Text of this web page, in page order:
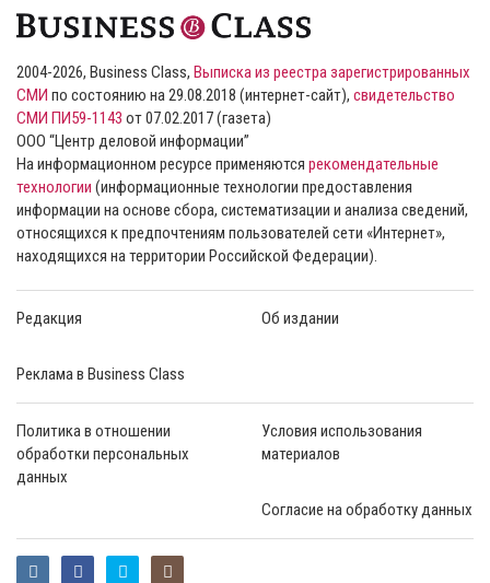
2004-2026, Business Class, Выписка из реестра зарегистрированных
СМИ по состоянию на 29.08.2018 (интернет-сайт), свидетельство
СМИ ПИ59-1143 от 07.02.2017 (газета)
ООО “Центр деловой информации”
На информационном ресурсе применяются рекомендательные
технологии (информационные технологии предоставления
информации на основе сбора, систематизации и анализа сведений,
относящихся к предпочтениям пользователей сети «Интернет»,
находящихся на территории Российской Федерации).
Редакция Об издании
Реклама в Business Class
Политика в отношении
обработки персональных
данных
Условия использования
материалов
Согласие на обработку данных